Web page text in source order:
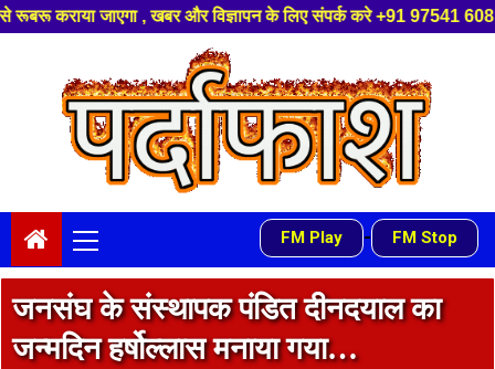
के लिए संपर्क करे +91 97541 60816 ,हमारे यूट्यूब चैनल को
content
Menu
FM Play - FM Stop
जनसंघ के संस्थापक पंडित दीनदयाल का
जन्मदिन हर्षोल्लास मनाया गया…